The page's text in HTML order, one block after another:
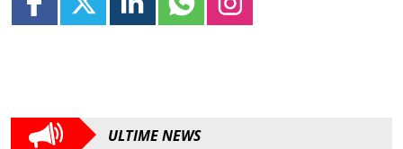
ULTIME NEWS